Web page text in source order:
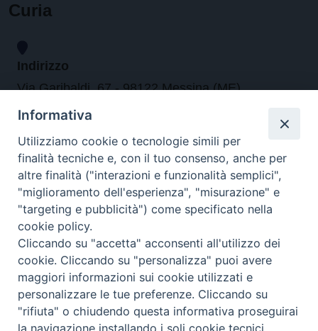
Curia
Indirizzo
Via Garibaldi, 67 - 98122 Messina (ME)
Orari
da lunedi al venerdi dalle ore 9.30 alle 12.30
Contatti
Tel. 090.6684111 - Fax. 090.6684206
arcivescovo.messina@tin.it
Canali social
Informativa
Utilizziamo cookie o tecnologie simili per
finalità tecniche e, con il tuo consenso, anche per
altre finalità ("interazioni e funzionalità semplici",
"miglioramento dell'esperienza", "misurazione" e
"targeting e pubblicità") come specificato nella
cookie policy.
Cliccando su "accetta" acconsenti all'utilizzo dei
cookie. Cliccando su "personalizza" puoi avere
maggiori informazioni sui cookie utilizzati e
personalizzare le tue preferenze. Cliccando su
"rifiuta" o chiudendo questa informativa proseguirai